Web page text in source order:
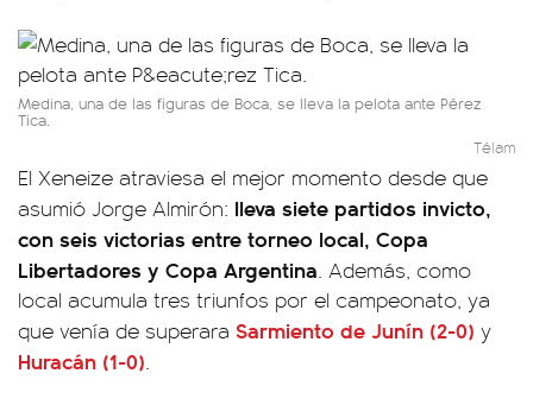
Medina, una de las figuras de Boca, se lleva la pelota ante Pérez
Tica.
Télam
El Xeneize atraviesa el mejor momento desde que
asumió Jorge Almirón: lleva siete partidos invicto,
con seis victorias entre torneo local, Copa
Libertadores y Copa Argentina. Además, como
local acumula tres triunfos por el campeonato, ya
que venía de superara Sarmiento de Junín (2-0) y
Huracán (1-0).